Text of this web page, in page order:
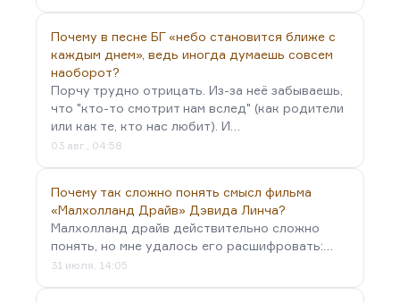
Почему в песне БГ «небо становится ближе с
каждым днем», ведь иногда думаешь совсем
наоборот?
Порчу трудно отрицать. Из-за неё забываешь,
что "кто-то смотрит нам вслед" (как родители
или как те, кто нас любит). И…
03 авг., 04:58
Почему так сложно понять смысл фильма
«Малхолланд Драйв» Дэвида Линча?
Малхолланд драйв действительно сложно
понять, но мне удалось его расшифровать:…
31 июля, 14:05